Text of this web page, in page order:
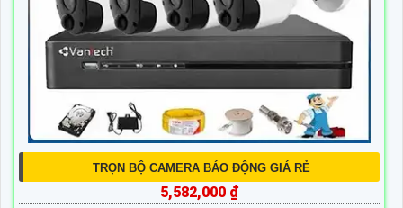
TRỌN BỘ CAMERA BÁO ĐỘNG GIÁ RẺ
5,582,000 ₫